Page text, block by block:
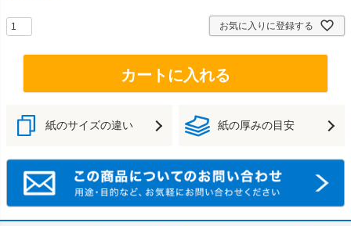
お気に入りに登録する
カートに入れる
紙のサイズの違い 紙の厚みの目安